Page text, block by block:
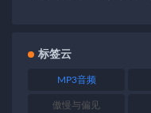
标签云
MP3音频
傲慢与偏见